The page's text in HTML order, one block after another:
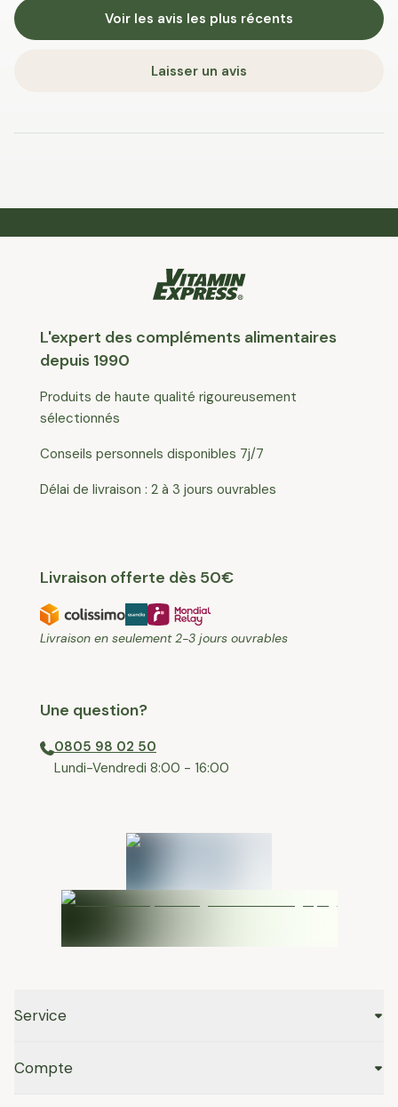
Voir les avis les plus récents
Laisser un avis
L'expert des compléments alimentaires
depuis 1990
Produits de haute qualité rigoureusement
sélectionnés
Conseils personnels disponibles 7j/7
Délai de livraison : 2 à 3 jours ouvrables
Livraison offerte dès 50€
Livraison en seulement 2-3 jours ouvrables
Une question?
0805 98 02 50
⁠Lundi-Vendredi 8:00 - 16:00
Service
Compte